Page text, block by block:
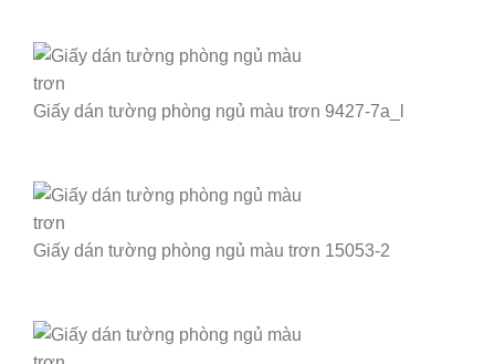
Giấy dán tường phòng ngủ màu trơn 9427-7a_l
Giấy dán tường phòng ngủ màu trơn 15053-2